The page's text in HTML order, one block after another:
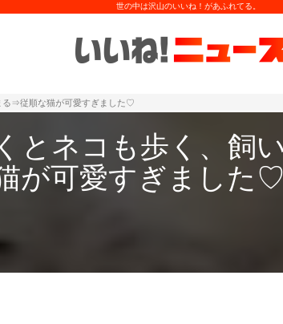
世の中は沢山のいいね！があふれてる。
る⇒従順な猫が可愛すぎました♡
とネコも歩く、飼
が可愛すぎました♡